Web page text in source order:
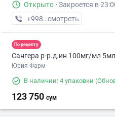
Открыто · Закроется в
+998 (99) XXX-XX-XX
смотреть
По рецепту
Сангера р-р.д.ин 100мг/мл
Юрия Фарм
В наличии: 4 упаковки
123 750 сум